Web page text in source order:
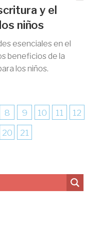
y el
niños
esenciales en el
beneficios de la
los niños.
8 9 10 11
12
20 21